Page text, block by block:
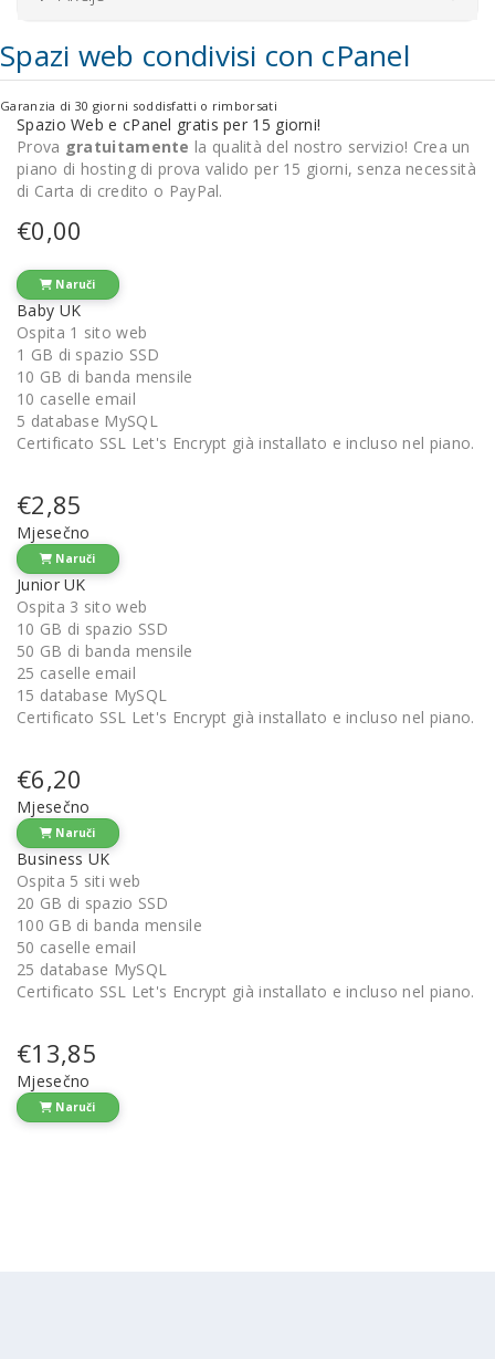
Spazi web condivisi con cPanel
Garanzia di 30 giorni soddisfatti o rimborsati
Spazio Web e cPanel gratis per 15 giorni!
Prova gratuitamente la qualità del nostro servizio! Crea un
piano di hosting di prova valido per 15 giorni, senza necessità
di Carta di credito o PayPal.
€0,00
Naruči
Baby UK
Ospita 1 sito web
1 GB di spazio SSD
10 GB di banda mensile
10 caselle email
5 database MySQL
Certificato SSL Let's Encrypt già installato e incluso nel piano.
€2,85
Mjesečno
Naruči
Junior UK
Ospita 3 sito web
10 GB di spazio SSD
50 GB di banda mensile
25 caselle email
15 database MySQL
Certificato SSL Let's Encrypt già installato e incluso nel piano.
€6,20
Mjesečno
Naruči
Business UK
Ospita 5 siti web
20 GB di spazio SSD
100 GB di banda mensile
50 caselle email
25 database MySQL
Certificato SSL Let's Encrypt già installato e incluso nel piano.
€13,85
Mjesečno
Naruči